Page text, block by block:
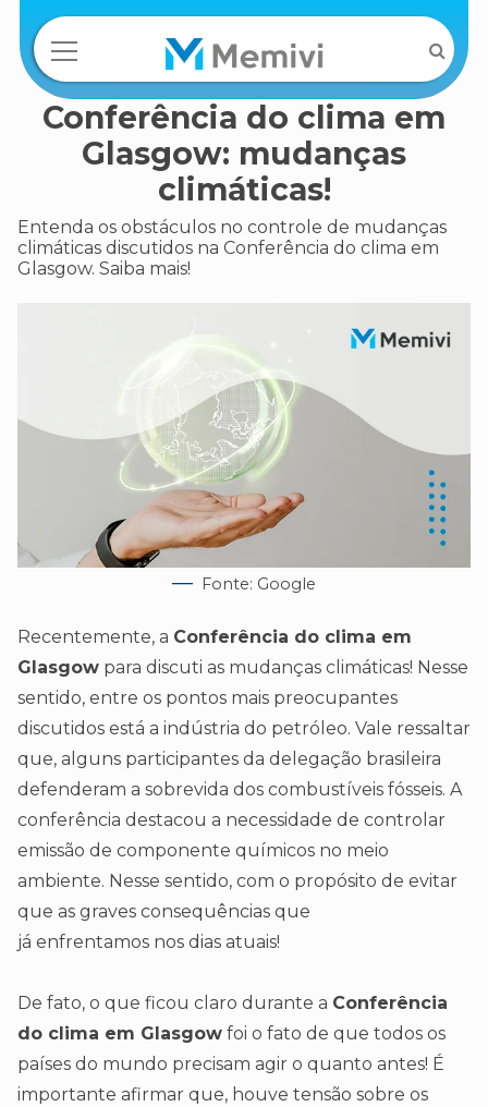
Conferência do clima em
Glasgow: mudanças
climáticas!
Entenda os obstáculos no controle de mudanças
climáticas discutidos na Conferência do clima em
Glasgow. Saiba mais!
Fonte: Google
Recentemente, a Conferência do clima em
Glasgow para discuti as mudanças climáticas! Nesse
sentido, entre os pontos mais preocupantes
discutidos está a indústria do petróleo. Vale ressaltar
que, alguns participantes da delegação brasileira
defenderam a sobrevida dos combustíveis fósseis. A
conferência destacou a necessidade de controlar
emissão de componente químicos no meio
ambiente. Nesse sentido, com o propósito de evitar
que as graves consequências que
já enfrentamos nos dias atuais!
De fato, o que ficou claro durante a Conferência
do clima em Glasgow foi o fato de que todos os
países do mundo precisam agir o quanto antes! É
importante afirmar que, houve tensão sobre os